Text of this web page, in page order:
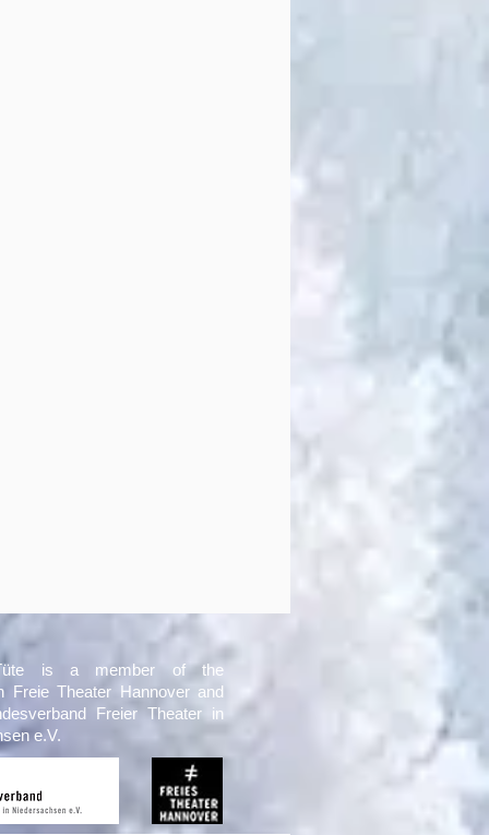
is a member of the
Freie Theater Hannover and
Freier Theater in
e.V.